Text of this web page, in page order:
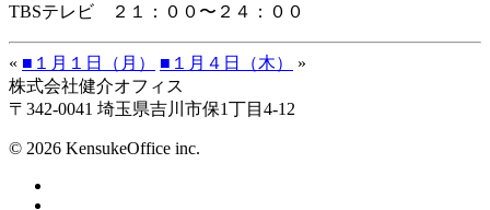
TBSテレビ ２１：００〜２４：００
« ■１月１日（月） ■１月４日（木）
»
株式会社健介オフィス
〒342-0041 埼玉県吉川市保1丁目4-12
© 2026 KensukeOffice inc.